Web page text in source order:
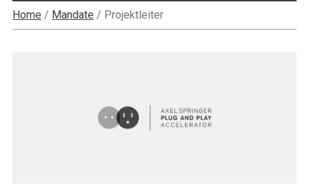
Home / Mandate / Projektleiter